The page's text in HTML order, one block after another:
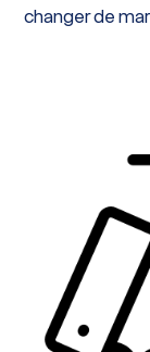
changer de